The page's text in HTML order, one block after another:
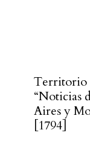
Territorio
“Noticias
Aires y
[1794]